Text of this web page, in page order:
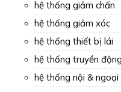
hệ thống giảm chấn
hệ thống giảm xóc
hệ thống thiết bị lái
hệ thống truyền động
hệ thống nội &